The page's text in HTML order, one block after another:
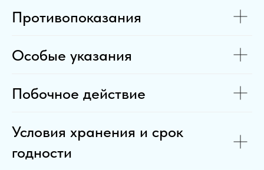
Противопоказания
Особые указания
Побочное действие
Условия хранения и срок
годности